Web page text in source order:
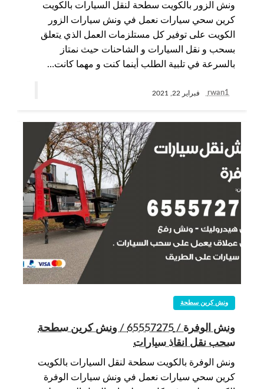
ونش الزور بالكويت سطحة لنقل السيارات بالكويت
كرين سحي سيارات نعمل في ونش سيارات الزور
الكويت على توفير كل مستلزمات العمل الذي يتعلق
بسحب و نقل السيارات و الشاحنات حيث نمتاز
بالسرعة في تلبية الطلب أينما كنت و مهما كانت…
rwan1 فبراير 22, 2021
ونش كرين سطحة
ونش الوفرة / 65557275 / ونش كرين سطحة
سحب نقل انقاذ سيارات
ونش الوفرة بالكويت سطحة لنقل السيارات بالكويت
كرين سحي سيارات نعمل في ونش سيارات الوفرة